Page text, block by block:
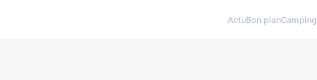
ActuBon planCamping